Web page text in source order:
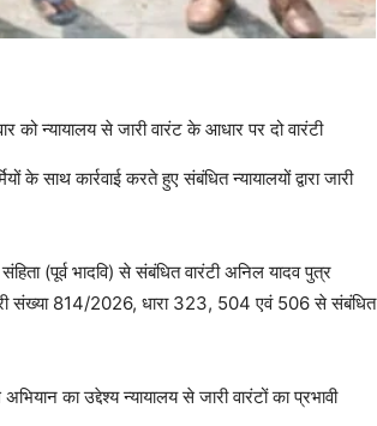
न्यायालय से जारी वारंट के आधार पर दो वारंटी
साथ कार्रवाई करते हुए संबंधित न्यायालयों द्वारा जारी
(पूर्व भादवि) से संबंधित वारंटी अनिल यादव पुत्र
संख्या 814/2026, धारा 323, 504 एवं 506 से संबंधित
का उद्देश्य न्यायालय से जारी वारंटों का प्रभावी